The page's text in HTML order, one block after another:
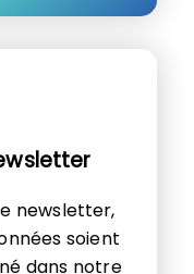
newsletter,
soient
dans notre